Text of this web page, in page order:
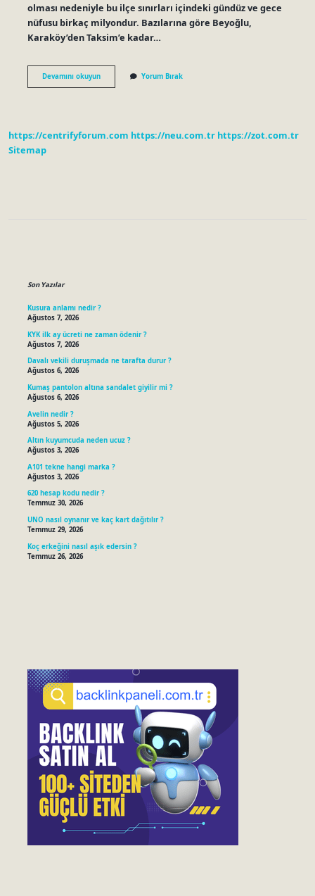
olması nedeniyle bu ilçe sınırları içindeki gündüz ve gece
nüfusu birkaç milyondur. Bazılarına göre Beyoğlu,
Karaköy’den Taksim’e kadar…
Devamını okuyunTaksim
Mahalle
Yorum Bırak
https://centrifyforum.com https://neu.com.tr https://zot.com.tr
Sitemap
Son Yazılar
Kusura anlamı nedir ?
Ağustos 7, 2026
KYK ilk ay ücreti ne zaman ödenir ?
Ağustos 7, 2026
Davalı vekili duruşmada ne tarafta durur ?
Ağustos 6, 2026
Kumaş pantolon altına sandalet giyilir mi ?
Ağustos 6, 2026
Avelin nedir ?
Ağustos 5, 2026
Altın kuyumcuda neden ucuz ?
Ağustos 3, 2026
A101 tekne hangi marka ?
Ağustos 3, 2026
620 hesap kodu nedir ?
Temmuz 30, 2026
UNO nasıl oynanır ve kaç kart dağıtılır ?
Temmuz 29, 2026
Koç erkeğini nasıl aşık edersin ?
Temmuz 26, 2026